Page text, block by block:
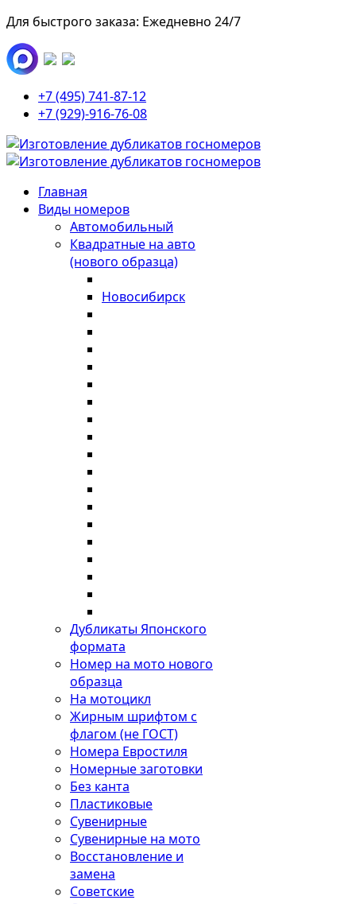
Для быстрого заказа: Ежедневно 24/7
+7 (495) 741-87-12
+7 (929)-916-76-08
Главная
Виды номеров
Автомобильный
Квадратные на авто
(нового образца)
Новосибирск
Дубликаты Японского
формата
Номер на мото нового
образца
На мотоцикл
Жирным шрифтом с
флагом (не ГОСТ)
Номера Евростиля
Номерные заготовки
Без канта
Пластиковые
Сувенирные
Сувенирные на мото
Восстановление и
замена
Советские